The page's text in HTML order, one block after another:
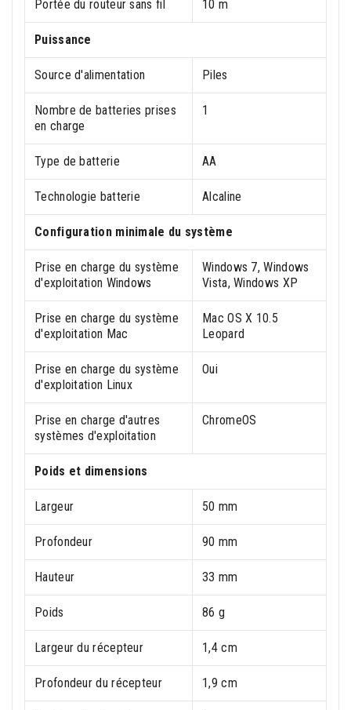
Portée du routeur sans fil 10 m
Puissance
Source d'alimentation Piles
Nombre de batteries prises
en charge
1
Type de batterie AA
Technologie batterie Alcaline
Configuration minimale du système
Prise en charge du système
d'exploitation Windows
Windows 7, Windows
Vista, Windows XP
Prise en charge du système
d'exploitation Mac
Mac OS X 10.5
Leopard
Prise en charge du système
d'exploitation Linux
Oui
Prise en charge d'autres
systèmes d'exploitation
ChromeOS
Poids et dimensions
Largeur 50 mm
Profondeur 90 mm
Hauteur 33 mm
Poids 86 g
Largeur du récepteur 1,4 cm
Profondeur du récepteur 1,9 cm